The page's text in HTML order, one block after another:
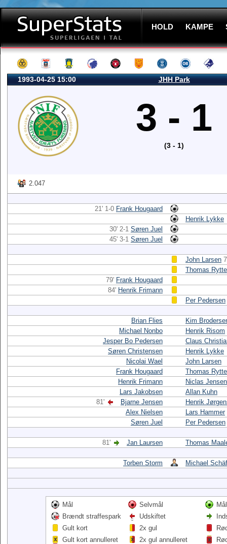
HOLD KAMPE
1993-04-25 15:00 JHH Park
3 - 1
(3 - 1)
2.047
21' 1-0 Frank Hougaard
Henrik Lykke
30' 2-1 Søren Juel
45' 3-1 Søren Juel
John Larsen
Thomas
79' Frank Hougaard
84' Henrik Frimann
Per Pedersen
Brian Flies
Kim
Michael Nonbo
Henrik Risom
Jesper Bo Pedersen
Claus
Søren Christensen
Henrik Lykke
Nicolai Wael
John Larsen
Frank Hougaard
Thomas
Henrik Frimann
Niclas Jensen
Lars Jakobsen
Allan Kuhn
81'
Bjarne Jensen
Henrik
Alex Nielsen
Lars Hammer
Søren Juel
Per Pedersen
81' Jan Laursen Thomas
Torben Storm Michael
Mål Selvmål
Brændt straffespark
Udskiftet
Gult kort
2x gul
Gult kort annulleret
2x gul annulleret